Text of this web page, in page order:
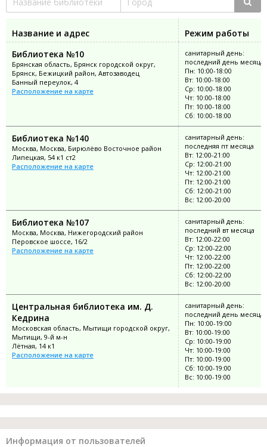
Название и адрес
Режим работы
Библиотека №10
Брянская область, Брянск городской округ,
Брянск, Бежицкий район, Автозаводец
Банный переулок, 4
Расположение на карте
санитарный день:
последний день месяца
Пн: 10:00-18:00
Вт: 10:00-18:00
Ср: 10:00-18:00
Чт: 10:00-18:00
Пт: 10:00-18:00
Сб: 10:00-18:00
Библиотека №140
Москва, Москва, Бирюлёво Восточное район
Липецкая, 54 к1 ст2
Расположение на карте
санитарный день:
последняя пт месяца
Вт: 12:00-21:00
Ср: 12:00-21:00
Чт: 12:00-21:00
Пт: 12:00-21:00
Сб: 12:00-21:00
Вс: 12:00-20:00
Библиотека №107
Москва, Москва, Нижегородский район
Перовское шоссе, 16/2
Расположение на карте
санитарный день:
последний вт месяца
Вт: 12:00-22:00
Ср: 12:00-22:00
Чт: 12:00-22:00
Пт: 12:00-22:00
Сб: 12:00-22:00
Вс: 12:00-20:00
Центральная библиотека им. Д.
Кедрина
Московская область, Мытищи городской округ,
Мытищи, 9-й м-н
Лётная, 14 к1
Расположение на карте
санитарный день:
последний день месяца
Пн: 10:00-19:00
Вт: 10:00-19:00
Ср: 10:00-19:00
Чт: 10:00-19:00
Пт: 10:00-19:00
Сб: 10:00-19:00
Вс: 10:00-19:00
Информация от пользователей